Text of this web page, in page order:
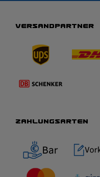
VERSANDPARTNER
ZAHLUNGSARTEN